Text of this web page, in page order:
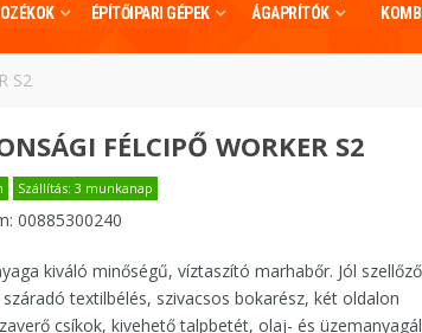
ÉPÍTŐIPARI GÉPEK
ÁGAPRÍTÓK
S2
FÉLCIPŐ WORKER S2
Szállítás: 3 munkanap
00885300240
kiváló minőségű, víztaszító marhabőr. Jól
textilbélés, szivacsos bokarész, két oldalon
csíkok, kivehető talpbetét, olaj- és